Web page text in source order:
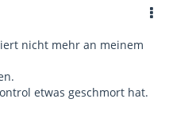
nicht mehr an meinem
etwas geschmort hat.